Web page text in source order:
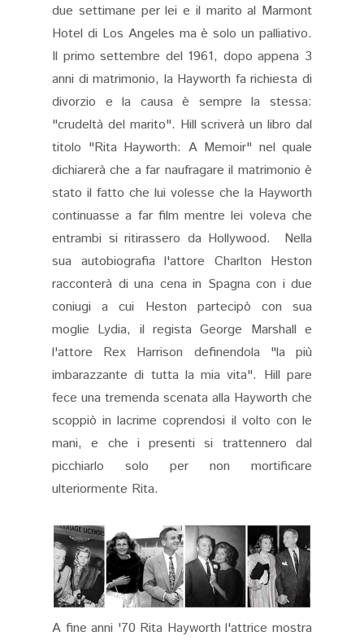
due settimane per lei e il marito al Marmont
Hotel di Los Angeles ma è solo un palliativo.
Il primo settembre del 1961, dopo appena 3
anni di matrimonio, la Hayworth fa richiesta di
divorzio e la causa è sempre la stessa:
"crudeltà del marito". Hill scriverà un libro dal
titolo "Rita Hayworth: A Memoir" nel quale
dichiarerà che a far naufragare il matrimonio è
stato il fatto che lui volesse che la Hayworth
continuasse a far film mentre lei voleva che
entrambi si ritirassero da Hollywood. Nella
sua autobiografia l'attore Charlton Heston
racconterà di una cena in Spagna con i due
coniugi a cui Heston partecipò con sua
moglie Lydia, il regista George Marshall e
l'attore Rex Harrison definendola "la più
imbarazzante di tutta la mia vita". Hill pare
fece una tremenda scenata alla Hayworth che
scoppiò in lacrime coprendosi il volto con le
mani, e che i presenti si trattennero dal
picchiarlo solo per non mortificare
ulteriormente Rita.
A fine anni '70 Rita Hayworth l'attrice mostra